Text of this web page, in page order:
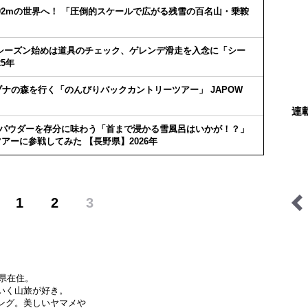
の世界へ！ 「圧倒的スケールで広がる残雪の百名山・乗鞍
ズン始めは道具のチェック、ゲレンデ滑走を入念に「シー
年
の森を行く「のんびりバックカントリーツアー」 JAPOW
ダーを存分に味わう「首まで浸かる雪風呂はいかが！？」
ーに参戦してみた 【長野県】2026年
1 2 3
在住。
山旅が好き。
グ。美しいヤマメや
連